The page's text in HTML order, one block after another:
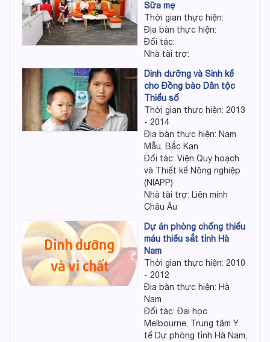
Sữa mẹ
Thời gian thực hiện:
Địa bàn thực hiện:
Đối tác:
Nhà tài trợ:
Dinh dưỡng và Sinh kế
cho Đồng bào Dân tộc
Thiểu số
Thời gian thực hiện: 2013
- 2014
Địa bàn thực hiện: Nam
Mẫu, Bắc Kan
Đối tác: Viện Quy hoạch
và Thiết kế Nông nghiệp
(NIAPP)
Nhà tài trợ: Liên minh
Châu Âu
Dự án phòng chống thiếu
máu thiếu sắt tỉnh Hà
Nam
Thời gian thực hiện: 2010
- 2012
Địa bàn thực hiện: Hà
Nam
Đối tác: Đại học
Melbourne, Trung tâm Y
tế Dự phòng tỉnh Hà Nam,